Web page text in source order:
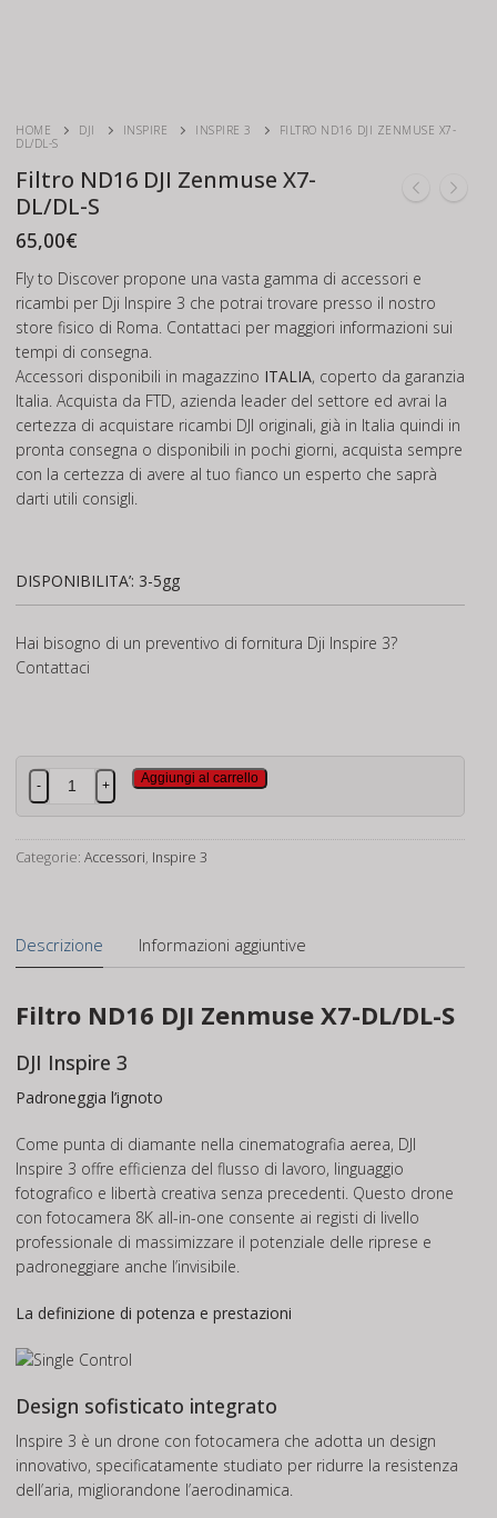
HOME DJI INSPIRE INSPIRE 3
FILTRO ND16 DJI ZENMUSE X7-
DL/DL-S
Filtro ND16 DJI Zenmuse X7-
DL/DL-S
65,00€
Fly to Discover propone una vasta gamma di accessori e
ricambi per Dji Inspire 3 che potrai trovare presso il nostro
store fisico di Roma. Contattaci per maggiori informazioni sui
tempi di consegna.
Accessori disponibili in magazzino ITALIA, coperto da garanzia
Italia. Acquista da FTD, azienda leader del settore ed avrai la
certezza di acquistare ricambi DJI originali, già in Italia quindi in
pronta consegna o disponibili in pochi giorni, acquista sempre
con la certezza di avere al tuo fianco un esperto che saprà
darti utili consigli.
DISPONIBILITA’: 3-5gg
Hai bisogno di un preventivo di fornitura Dji Inspire 3?
Contattaci
Filtro
ND16
Zenmuse
quantità
- +
Aggiungi al carrello
Categorie: Accessori, Inspire 3
Descrizione Informazioni aggiuntive
Filtro ND16 DJI Zenmuse X7-DL/DL-S
DJI Inspire 3
Padroneggia l’ignoto
Come punta di diamante nella cinematografia aerea, DJI
Inspire 3 offre efficienza del flusso di lavoro, linguaggio
fotografico e libertà creativa senza precedenti. Questo drone
con fotocamera 8K all-in-one consente ai registi di livello
professionale di massimizzare il potenziale delle riprese e
padroneggiare anche l’invisibile.
La definizione di potenza e prestazioni
Design sofisticato integrato
Inspire 3 è un drone con fotocamera che adotta un design
innovativo, specificatamente studiato per ridurre la resistenza
dell’aria, migliorandone l’aerodinamica.